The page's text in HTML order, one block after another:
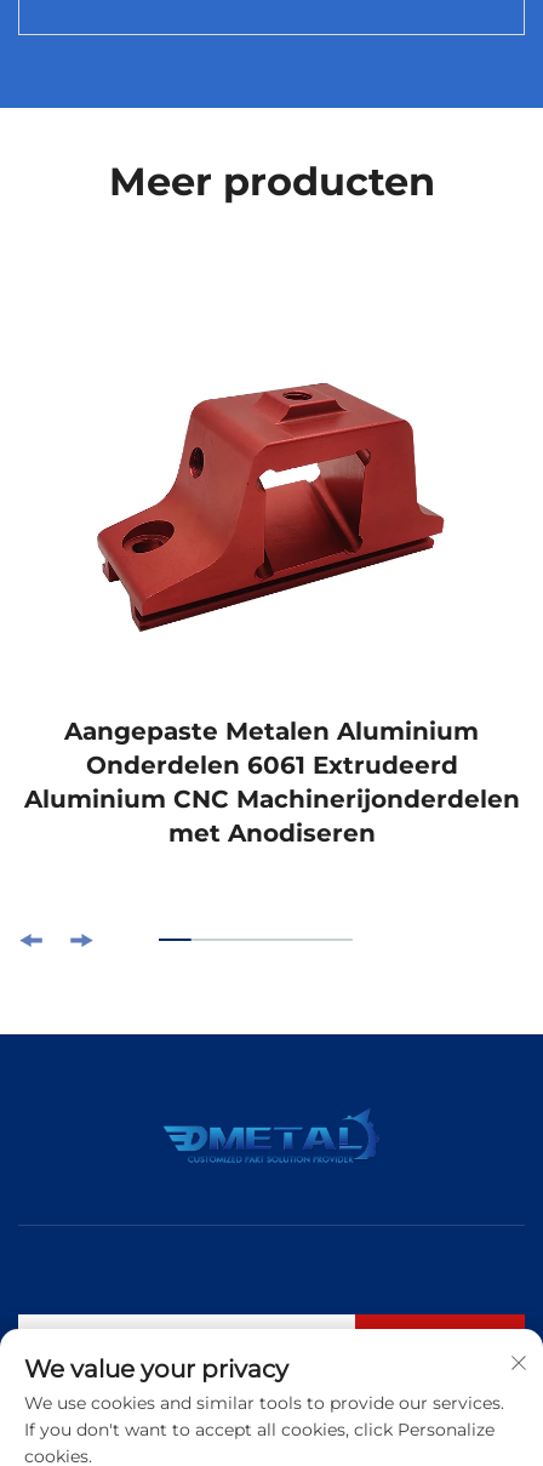
Meer producten
Aangepaste Metalen Aluminium
Onderdelen 6061 Extrudeerd
Aluminium CNC Machinerijonderdelen
met Anodiseren
Tel: +86 183 5421 3960
We value your privacy
We use cookies and similar tools to provide our services.
If you don't want to accept all cookies, click Personalize
cookies.